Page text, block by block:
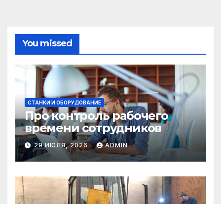
You missed
СТАНКИ И ОБОРУДОВАНИЕ
Про контроль рабочего
времени сотрудников
29 ИЮЛЯ, 2026 ADMIN